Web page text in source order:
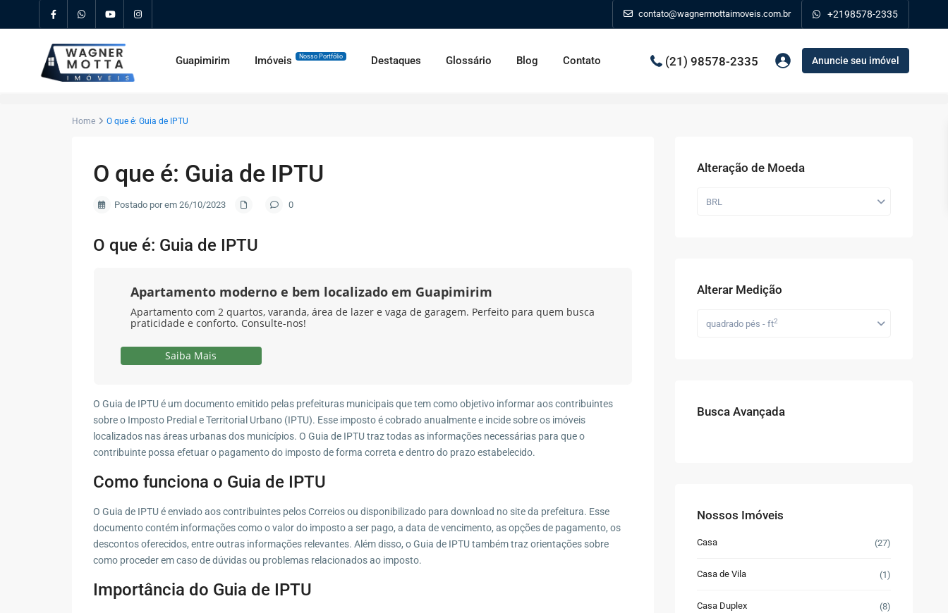
contato@wagnermottaimoveis.com.br +2198578-2335
Guapimirim Imóveis Nosso Portfólio Destaques Glossário Blog Contato (21) 98578-2335 Anuncie seu imóvel
Home O que é: Guia de IPTU
O que é: Guia de IPTU
Postado por em 26/10/2023 0
O que é: Guia de IPTU
Apartamento moderno e bem localizado em Guapimirim
Apartamento com 2 quartos, varanda, área de lazer e vaga de garagem. Perfeito para quem busca
praticidade e conforto. Consulte-nos!
Saiba Mais
O Guia de IPTU é um documento emitido pelas prefeituras municipais que tem como objetivo informar aos contribuintes
sobre o Imposto Predial e Territorial Urbano (IPTU). Esse imposto é cobrado anualmente e incide sobre os imóveis
localizados nas áreas urbanas dos municípios. O Guia de IPTU traz todas as informações necessárias para que o
contribuinte possa efetuar o pagamento do imposto de forma correta e dentro do prazo estabelecido.
Como funciona o Guia de IPTU
O Guia de IPTU é enviado aos contribuintes pelos Correios ou disponibilizado para download no site da prefeitura. Esse
documento contém informações como o valor do imposto a ser pago, a data de vencimento, as opções de pagamento, os
descontos oferecidos, entre outras informações relevantes. Além disso, o Guia de IPTU também traz orientações sobre
como proceder em caso de dúvidas ou problemas relacionados ao imposto.
Importância do Guia de IPTU
Alteração de Moeda
BRL
Alterar Medição
quadrado pés - ft2
Busca Avançada
Nossos Imóveis
Casa (27)
Casa de Vila (1)
Casa Duplex (8)